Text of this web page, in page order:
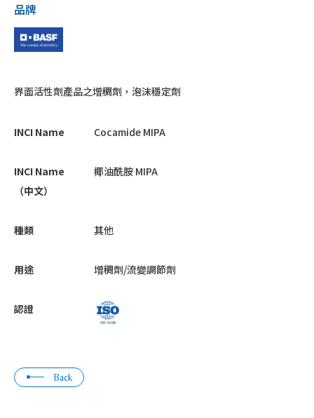
品牌
界面活性劑產品之增稠劑，泡沫穩定劑
INCI Name Cocamide MIPA
INCI Name
（中文）
椰油酰胺 MIPA
種類 其他
用途 增稠劑/流變調節劑
認證
Back